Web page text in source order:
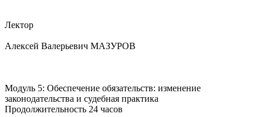
Лектор
Алексей Валерьевич МАЗУРОВ
Модуль 5: Обеспечение обязательств: изменение
законодательства и судебная практика
Продолжительность 24 часов